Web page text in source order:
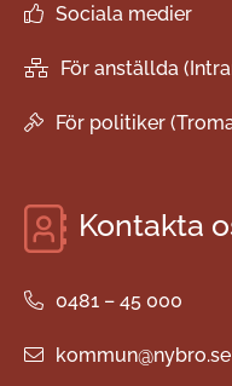
Sociala medier
För anställda
För politiker
Kontakta
0481 – 45 000
kommun@nybro.se